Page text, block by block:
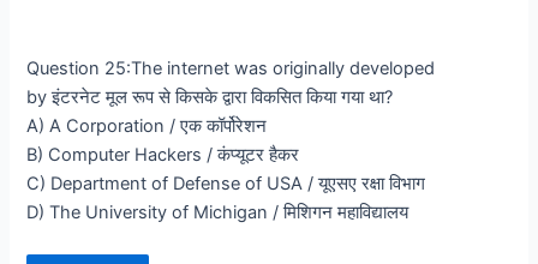
Question 25:The internet was originally developed
by इंटरनेट मूल रूप से किसके द्वारा विकसित किया गया था?
A) A Corporation / एक कॉर्पोरेशन
B) Computer Hackers / कंप्यूटर हैकर
C) Department of Defense of USA / यूएसए रक्षा विभाग
D) The University of Michigan / मिशिगन महाविद्यालय